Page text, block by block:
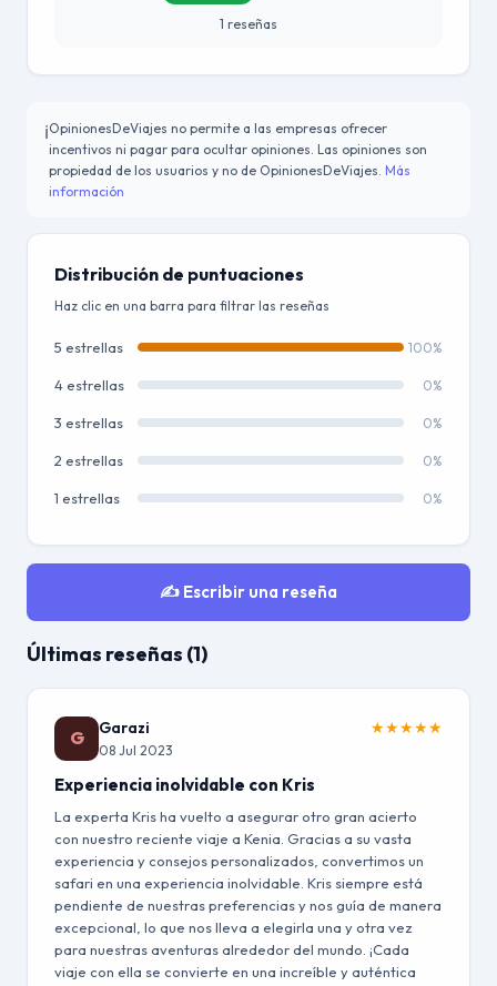
1 reseñas
ℹ️OpinionesDeViajes no permite a las empresas ofrecer
incentivos ni pagar para ocultar opiniones. Las opiniones son
propiedad de los usuarios y no de OpinionesDeViajes. Más
información
Distribución de puntuaciones
Haz clic en una barra para filtrar las reseñas
5 estrellas 100%
4 estrellas 0%
3 estrellas 0%
2 estrellas 0%
1 estrellas 0%
✍️ Escribir una reseña
Últimas reseñas (1)
G Garazi
08 Jul 2023
★★★★★
Experiencia inolvidable con Kris
La experta Kris ha vuelto a asegurar otro gran acierto
con nuestro reciente viaje a Kenia. Gracias a su vasta
experiencia y consejos personalizados, convertimos un
safari en una experiencia inolvidable. Kris siempre está
pendiente de nuestras preferencias y nos guía de manera
excepcional, lo que nos lleva a elegirla una y otra vez
para nuestras aventuras alrededor del mundo. ¡Cada
viaje con ella se convierte en una increíble y auténtica